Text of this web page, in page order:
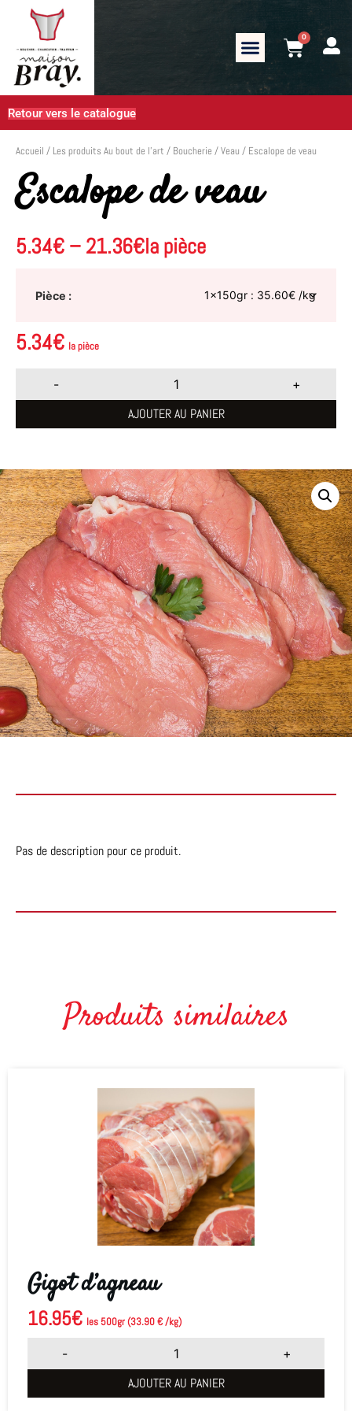
0
Retour vers le catalogue
Accueil / Les produits Au bout de l’art / Boucherie /Veau / Escalope de veau
Escalope de veau
5.34€ – 21.36€la pièce
Pièce
5.34€ la pièce
- +
AJOUTER AU PANIER
Pas de description pour ce produit.
Produits similaires
Gigot d’agneau
16.95€ les 500gr (33.90 € /kg)
- +
AJOUTER AU PANIER